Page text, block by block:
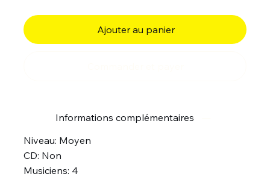
Ajouter au panier
Informations complémentaires
Niveau: Moyen
CD: Non
Musiciens: 4